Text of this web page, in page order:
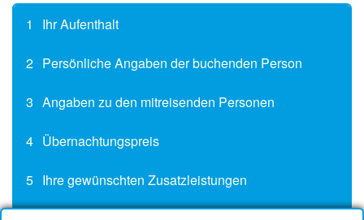
1 Ihr Aufenthalt
2 Persönliche Angaben der buchenden Person
3 Angaben zu den mitreisenden Personen
4 Übernachtungspreis
5 Ihre gewünschten Zusatzleistungen